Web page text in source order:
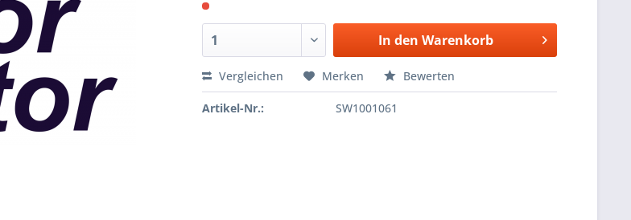
In den Warenkorb
Vergleichen Merken Bewerten
Artikel-Nr.: SW1001061